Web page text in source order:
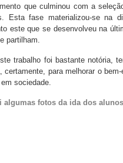
que culminou com a
Esta fase materializou-se na
este que se desenvolveu na
partilham.
trabalho foi bastante notória,
para melhorar o
sociedade.
fotos da ida dos